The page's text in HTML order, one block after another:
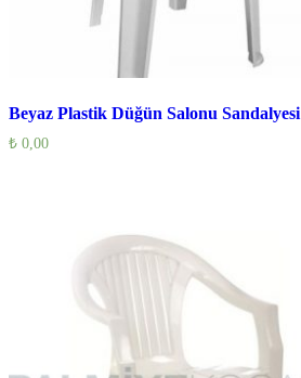
Beyaz Plastik Düğün Salonu Sandalyesi
₺ 0,00